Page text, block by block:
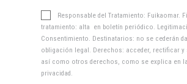
Responsable del Tratamiento: Fuikaomar.
tratamiento: alta en boletín periódico.
Consentimiento. Destinatarios: no se cederán
obligación legal. Derechos: acceder, rectificar y
así como otros derechos, como se explica en la
privacidad